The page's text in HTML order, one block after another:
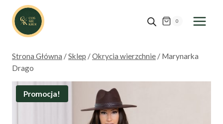
Przejdź
treści
0
Strona Główna /Sklep /Okrycia wierzchnie / Marynarka
Drago
Promocja!